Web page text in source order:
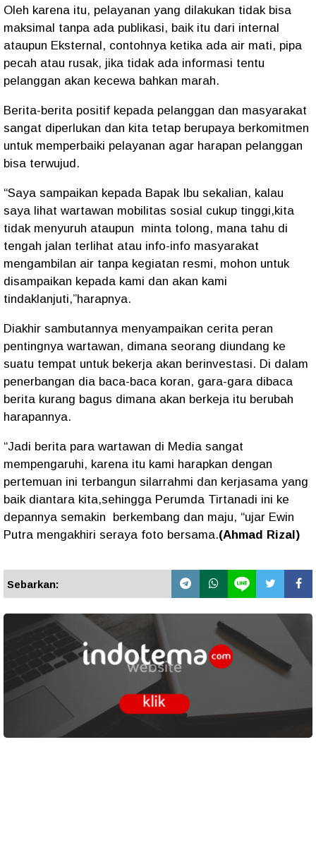
Oleh karena itu, pelayanan yang dilakukan tidak bisa
maksimal tanpa ada publikasi, baik itu dari internal
ataupun Eksternal, contohnya ketika ada air mati, pipa
pecah atau rusak, jika tidak ada informasi tentu
pelanggan akan kecewa bahkan marah.
Berita-berita positif kepada pelanggan dan masyarakat
sangat diperlukan dan kita tetap berupaya berkomitmen
untuk memperbaiki pelayanan agar harapan pelanggan
bisa terwujud.
“Saya sampaikan kepada Bapak Ibu sekalian, kalau
saya lihat wartawan mobilitas sosial cukup tinggi,kita
tidak menyuruh ataupun minta tolong, mana tahu di
tengah jalan terlihat atau info-info masyarakat
mengambilan air tanpa kegiatan resmi, mohon untuk
disampaikan kepada kami dan akan kami
tindaklanjuti,”harapnya.
Diakhir sambutannya menyampaikan cerita peran
pentingnya wartawan, dimana seorang diundang ke
suatu tempat untuk bekerja akan berinvestasi. Di dalam
penerbangan dia baca-baca koran, gara-gara dibaca
berita kurang bagus dimana akan berkeja itu berubah
harapannya.
“Jadi berita para wartawan di Media sangat
mempengaruhi, karena itu kami harapkan dengan
pertemuan ini terbangun silarrahmi dan kerjasama yang
baik diantara kita,sehingga Perumda Tirtanadi ini ke
depannya semakin berkembang dan maju, “ujar Ewin
Putra mengakhiri seraya foto bersama.(Ahmad Rizal)
Sebarkan: